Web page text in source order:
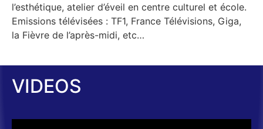
l’esthétique, atelier d’éveil en centre culturel et école.
Emissions télévisées : TF1, France Télévisions, Giga,
la Fièvre de l’après-midi, etc…
VIDEOS